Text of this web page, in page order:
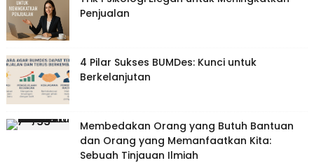
Penjualan
4 Pilar Sukses BUMDes: Kunci untuk
Berkelanjutan
Membedakan Orang yang Butuh Bantuan
dan Orang yang Memanfaatkan Kita:
Sebuah Tinjauan Ilmiah